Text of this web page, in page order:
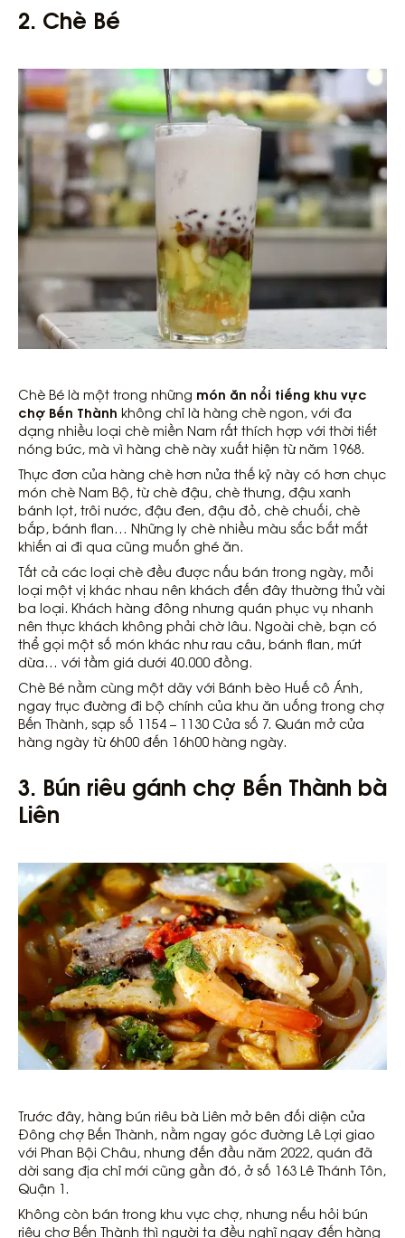
2. Chè Bé
Chè Bé là một trong những món ăn nổi tiếng khu vực
chợ Bến Thành không chỉ là hàng chè ngon, với đa
dạng nhiều loại chè miền Nam rất thích hợp với thời tiết
nóng bức, mà vì hàng chè này xuất hiện từ năm 1968.
Thực đơn của hàng chè hơn nửa thế kỷ này có hơn chục
món chè Nam Bộ, từ chè đậu, chè thưng, đậu xanh
bánh lọt, trôi nước, đậu đen, đậu đỏ, chè chuối, chè
bắp, bánh flan… Những ly chè nhiều màu sắc bắt mắt
khiến ai đi qua cũng muốn ghé ăn.
Tất cả các loại chè đều được nấu bán trong ngày, mỗi
loại một vị khác nhau nên khách đến đây thường thử vài
ba loại. Khách hàng đông nhưng quán phục vụ nhanh
nên thực khách không phải chờ lâu. Ngoài chè, bạn có
thể gọi một số món khác như rau câu, bánh flan, mứt
dừa… với tầm giá dưới 40.000 đồng.
Chè Bé nằm cùng một dãy với Bánh bèo Huế cô Ánh,
ngay trục đường đi bộ chính của khu ăn uống trong chợ
Bến Thành, sạp số 1154 – 1130 Cửa số 7. Quán mở cửa
hàng ngày từ 6h00 đến 16h00 hàng ngày.
3. Bún riêu gánh chợ Bến Thành bà
Liên
Trước đây, hàng bún riêu bà Liên mở bên đối diện cửa
Đông chợ Bến Thành, nằm ngay góc đường Lê Lợi giao
với Phan Bội Châu, nhưng đến đầu năm 2022, quán đã
dời sang địa chỉ mới cũng gần đó, ở số 163 Lê Thánh Tôn,
Quận 1.
Không còn bán trong khu vực chợ, nhưng nếu hỏi bún
riêu chợ Bến Thành thì người ta đều nghĩ ngay đến hàng